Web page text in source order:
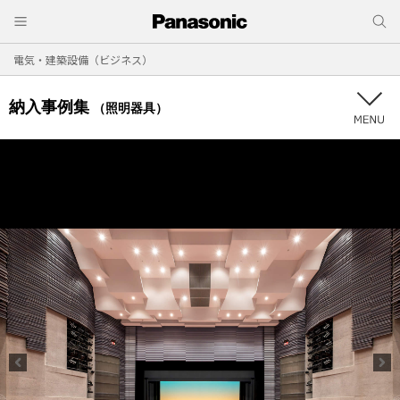
電気・建築設備（ビジネス）
納入事例集 （照明器具）